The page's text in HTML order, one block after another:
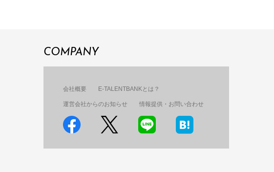
COMPANY
会社概要 E-TALENTBANKとは？
運営会社からのお知らせ 情報提供・お問い合わせ